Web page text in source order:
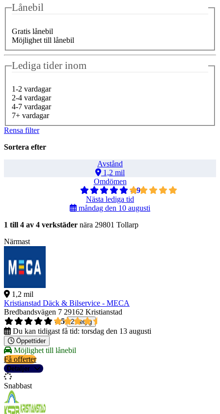
Lånebil
Gratis lånebil
Möjlighet till lånebil
Lediga tider inom
1-2 vardagar
2-4 vardagar
4-7 vardagar
7+ vardagar
Rensa filter
Sortera efter
Avstånd
1,2 mil
Omdömen
4,9
Nästa lediga tid
måndag den 10 augusti
1 till 4 av 4 verkstäder nära 29801 Tollarp
Närmast
1,2 mil
Kristianstad Däck & Bilservice - MECA
Bredbandsvägen 7 29162 Kristianstad
4,5
2 betyg
Du kan tidigast få tid: torsdag den 13 augusti
Öppettider
Möjlighet till lånebil
Få offerter
Detaljer
Snabbast